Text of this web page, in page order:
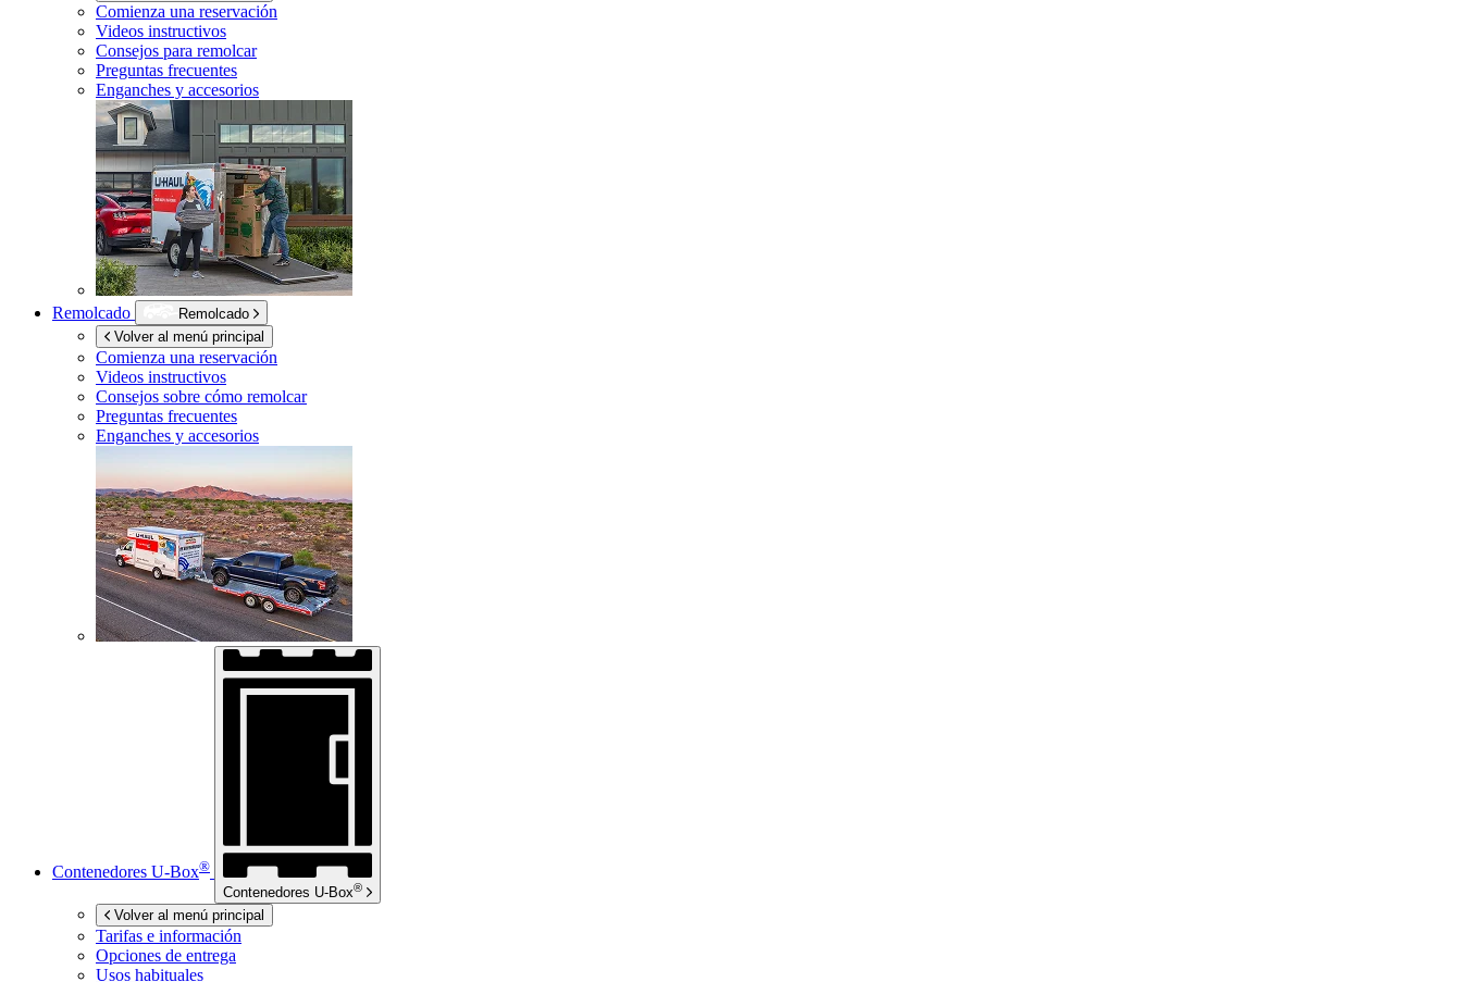
Comienza una reservación
Videos instructivos
Consejos para remolcar
Preguntas frecuentes
Enganches y accesorios
Remolcado
Remolcado
Volver al menú principal
Comienza una reservación
Videos instructivos
Consejos sobre cómo remolcar
Preguntas frecuentes
Enganches y accesorios
Contenedores U-Box®
Contenedores U-Box®
Volver al menú principal
Tarifas e información
Opciones de entrega
Usos habituales